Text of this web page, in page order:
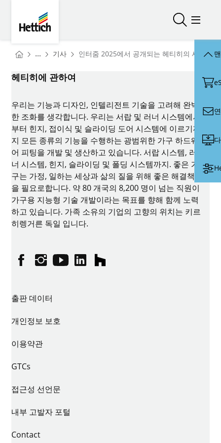
검색 열기/
메뉴
You are here:
Homepage
... 기사Homepage
인터줌 2025에서 공개되는 헤티히의 새로운
헤티히에 관하여
우리는 기능과 디자인, 인텔리전트 기술을 고려해 완벽
한 조화를 생각합니다. 우리는 서랍 및 러너 시스템에서
부터 힌지, 접이식 및 슬라이딩 도어 시스템에 이르기까
지 모든 종류의 기능을 수행하는 광범위한 가구 하드웨
어 피팅을 개발 및 생산하고 있습니다. 서랍 시스템, 러
너 시스템, 힌지, 슬라이딩 및 폴딩 시스템까지. 좋은 가
구는 가정, 일하는 세상과 삶의 질을 위해 좋은 해결책
을 필요로합니다. 약 80 개국의 8,200 명이 넘는 직원이
가구용 지능형 기술 개발이라는 목표를 향해 함께 노력
하고 있습니다. 가족 소유의 기업의 고향의 위치는 키르
히렝거른 독일 입니다.
페이스북인스타그램
유튜브링크드인houzz
출판 데이터
개인정보 보호
이용약관
GTCs
접근성 선언문
내부 고발자 포털
Contact